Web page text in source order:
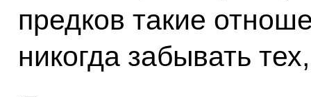
предков такие
никогда забывать